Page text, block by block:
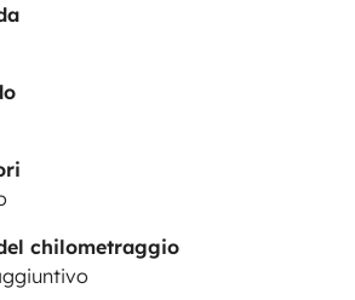
chilometraggio